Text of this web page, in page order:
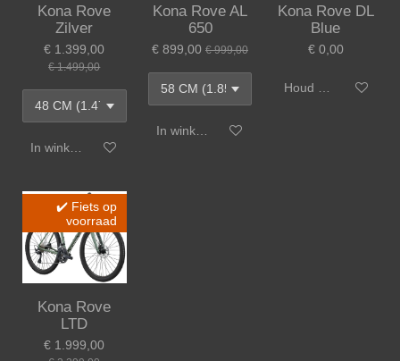
Kona Rove
Zilver
€ 1.399,00
€ 1.499,00
In winkelwagen
Kona Rove AL
650
€ 899,00 € 999,00
In winkelwagen
Kona Rove DL
Blue
€ 0,00
Houd mij op de
✔️ Fiets op
voorraad
Kona Rove
LTD
€ 1.999,00